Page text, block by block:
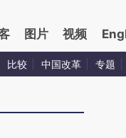
图片 视频
比较 中国改革 专题